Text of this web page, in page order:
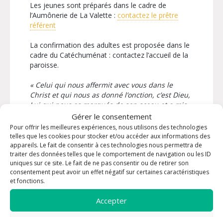
Gérer le consentement
Pour offrir les meilleures expériences, nous utilisons des technologies
telles que les cookies pour stocker et/ou accéder aux informations des
appareils. Le fait de consentir à ces technologies nous permettra de
traiter des données telles que le comportement de navigation ou les ID
uniques sur ce site. Le fait de ne pas consentir ou de retirer son
consentement peut avoir un effet négatif sur certaines caractéristiques
et fonctions.
Accepter
Les jeunes sont préparés dans le cadre de
l’Aumônerie de La Valette : contactez le prêtre
référent
La confirmation des adultes est proposée dans le
cadre du Catéchuménat : contactez l’accueil de la
paroisse.
« Celui qui nous affermit avec vous dans le
Christ et qui nous as donné l’onction, c’est Dieu,
Lui qui nous as marqués de son sceau et a mis
dans nos cœur les arrhes de l’Esprit »
Corinthiens 1, 21-22)
INFORMATIONS PRATIQUES
Email :
accueil.paroisselavaletteduvar@gmail.co